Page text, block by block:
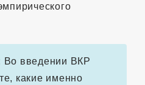
Во введении ВКР
какие именно